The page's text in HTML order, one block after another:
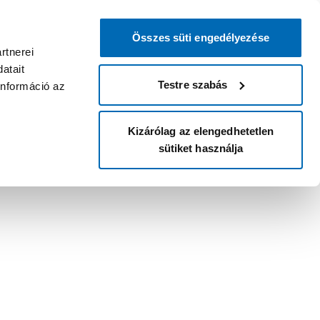
az
Összes süti engedélyezése
Testre szabás
Kizárólag az elengedhetetlen
sütiket használja